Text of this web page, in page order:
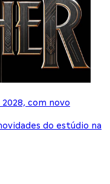
com novo
do estúdio na